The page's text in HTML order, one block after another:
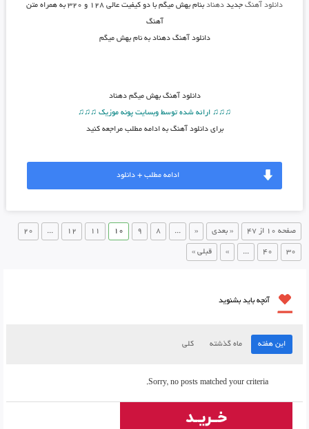
دانلود آهنگجدید دهنادبنام بهش میگم
با دو کیفیت عالی ۱۲۸ و ۳۲۰ به همراه متن
آهنگ
دانلود آهنگ دهناد به نام بهش میگم
دانلود آهنگ بهش میگم دهناد
♫♫♫ ارائه شده توسط وبسایت پونه موزیک ♫♫♫
برای دانلود آهنگ به ادامه مطلب مراجعه کنید
ادامه مطلب + دانلود
صفحه 10 از 47 « بعدی «
...
8
9
10
11
12
...
20
30
40
...
» قبلی »
آنچه باید بشنوید
این هفته ماه گذشته کلی
Sorry, no posts matched your criteria.